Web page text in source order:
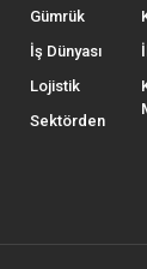
Gümrük
İş Dünyası
Lojistik
Sektörden